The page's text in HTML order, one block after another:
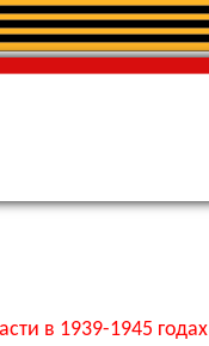
в 1939-1945 годах